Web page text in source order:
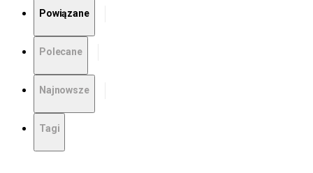
Powiązane
Polecane
Najnowsze
Tagi